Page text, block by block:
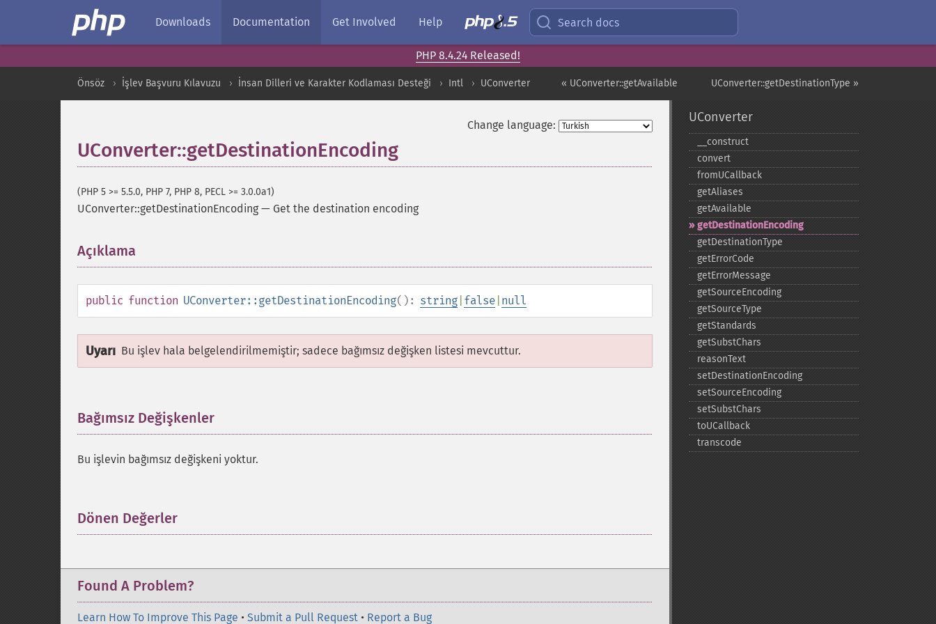
Downloads Documentation Get Involved Help Search docs
PHP 8.4.24 Released!
UConverter::getDestinationType »
« UConverter::getAvailable
Önsöz İşlev Başvuru Kılavuzu İnsan Dilleri ve Karakter Kodlaması Desteği Intl UConverter
Change language:
UConverter::getDestinationEncoding
(PHP 5 >= 5.5.0, PHP 7, PHP 8, PECL >= 3.0.0a1)
UConverter::getDestinationEncoding — Get the destination encoding
Açıklama
public function UConverter::getDestinationEncoding(): string false null
Uyarı Bu işlev hala belgelendirilmemiştir; sadece bağımsız değişken listesi mevcuttur.
Bağımsız Değişkenler
Bu işlevin bağımsız değişkeni yoktur.
Dönen Değerler
Found A Problem?
Learn How To Improve This Page • Submit a Pull Request • Report a Bug
UConverter
_​_​construct
convert
fromUCallback
getAliases
getAvailable
getDestinationEncoding
getDestinationType
getErrorCode
getErrorMessage
getSourceEncoding
getSourceType
getStandards
getSubstChars
reasonText
setDestinationEncoding
setSourceEncoding
setSubstChars
toUCallback
transcode